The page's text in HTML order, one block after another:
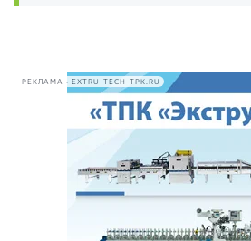
РЕКЛАМА • EXTRU-TECH-TPK.RU